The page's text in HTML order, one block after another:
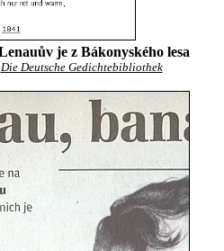
je z Bákonyského lesa
Die Deutsche Gedichtebibliothek